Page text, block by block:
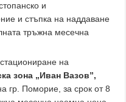
и
и стъпка на наддаване
тръжна месечна
на
зона „Иван Вазов”,
гр. Поморие, за срок от 8